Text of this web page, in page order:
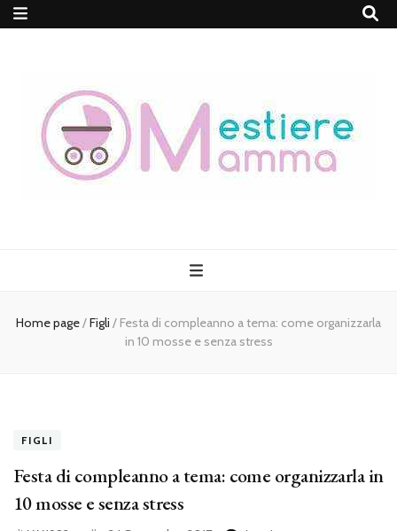
Home page/Figli / Festa di compleanno a tema: come organizzarla
in 10 mosse e senza stress
FIGLI
Festa di compleanno a tema: come organizzarla in
10 mosse e senza stress